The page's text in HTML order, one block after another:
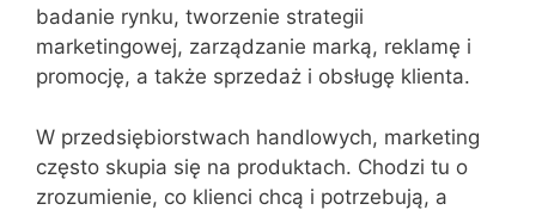
badanie rynku, tworzenie strategii
marketingowej, zarządzanie marką, reklamę i
promocję, a także sprzedaż i obsługę klienta.
W przedsiębiorstwach handlowych, marketing
często skupia się na produktach. Chodzi tu o
zrozumienie, co klienci chcą i potrzebują, a